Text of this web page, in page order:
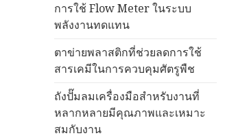
การใช้ Flow Meter ในระบบ
พลังงานทดแทน
ตาข่ายพลาสติกที่ช่วยลดการใช้
สารเคมีในการควบคุมศัตรูพืช
ถังปั๊มลมเครื่องมือสำหรับงานที่
หลากหลายมีคุณภาพและเหมาะ
สมกับงาน